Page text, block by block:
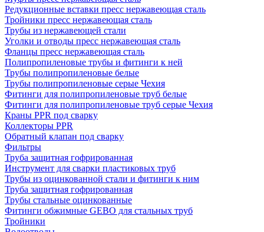
Редукционные вставки пресс нержавеющая сталь
Тройники пресс нержавеющая сталь
Трубы из нержавеющей стали
Уголки и отводы пресс нержавеющая сталь
Фланцы пресс нержавеющая сталь
Полипропиленовые трубы и фитинги к ней
Трубы полипропиленовые белые
Трубы полипропиленовые серые Чехия
Фитинги для полипропиленовые труб белые
Фитинги для полипропиленовые труб серые Чехия
Краны PPR под сварку
Коллекторы PPR
Обратный клапан под сварку
Фильтры
Труба защитная гофрированная
Инструмент для сварки пластиковых труб
Трубы из оцинкованной стали и фитинги к ним
Труба защитная гофрированная
Трубы стальные оцинкованные
Фитинги обжимные GEBO для стальных труб
Тройники